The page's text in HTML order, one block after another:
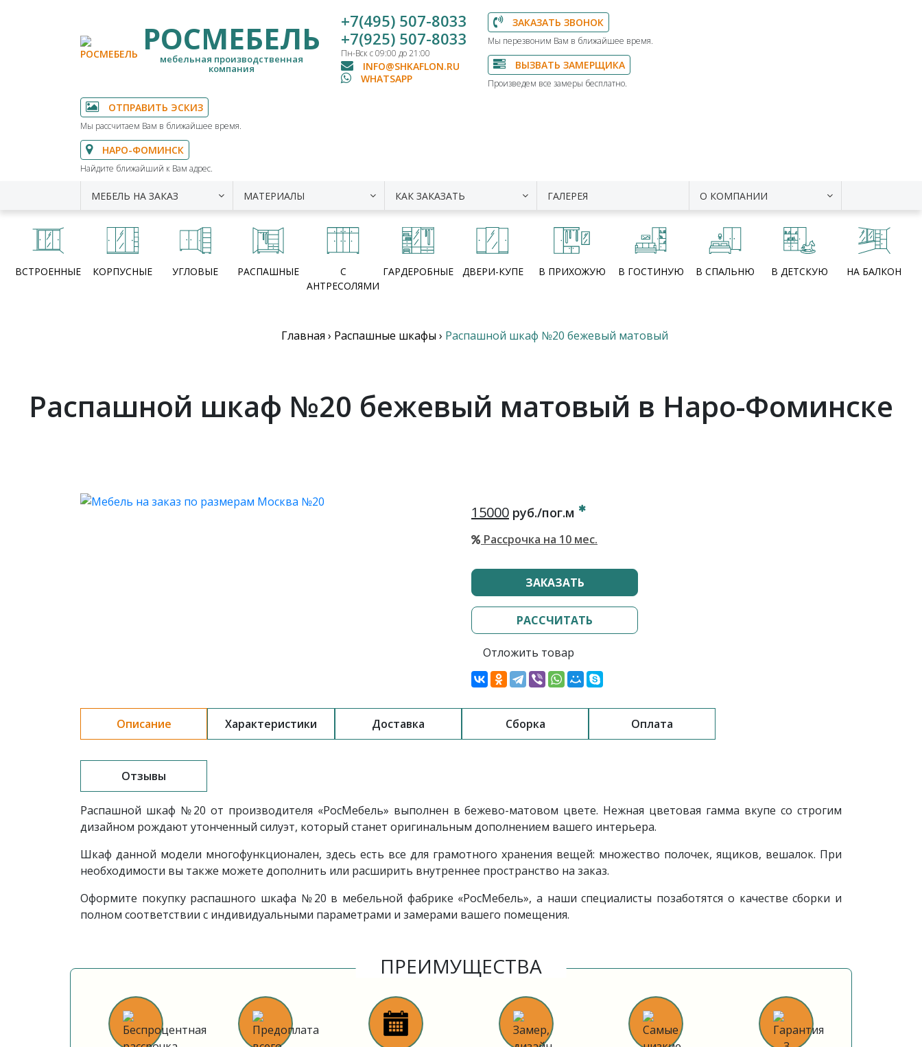
РОСМЕБЕЛЬ
мебельная производственная
компания
+7(495) 507-8033
+7(925) 507-8033
Пн-Вск с 09:00 до 21:00
INFO@SHKAFLON.RU
WHATSAPP
ЗАКАЗАТЬ ЗВОНОК
Мы перезвоним Вам в ближайшее время.
ВЫЗВАТЬ ЗАМЕРЩИКА
Произведем все замеры бесплатно.
ОТПРАВИТЬ ЭСКИЗ
Мы рассчитаем Вам в ближайшее время.
НАРО-ФОМИНСК
Найдите ближайший к Вам адрес.
МЕБЕЛЬ НА ЗАКАЗ МАТЕРИАЛЫ КАК ЗАКАЗАТЬ ГАЛЕРЕЯ О КОМПАНИИ
ВСТРОЕННЫЕ КОРПУСНЫЕ УГЛОВЫЕ РАСПАШНЫЕ
С
АНТРЕСОЛЯМИ
ГАРДЕРОБНЫЕ ДВЕРИ-КУПЕ В ПРИХОЖУЮ В ГОСТИНУЮ В СПАЛЬНЮ В ДЕТСКУЮ НА БАЛКОН
Главная › Распашные шкафы › Распашной шкаф №20 бежевый матовый
Распашной шкаф №20 бежевый матовый в Наро-Фоминске
15000 руб./пог.м
Рассрочка на 10 мес.
ЗАКАЗАТЬ
РАССЧИТАТЬ
Отложить товар
Описание Характеристики Доставка Сборка Оплата
Отзывы
Распашной шкаф №20 от производителя «РосМебель» выполнен в бежево-матовом цвете. Нежная цветовая гамма вкупе со строгим
дизайном рождают утонченный силуэт, который станет оригинальным дополнением вашего интерьера.
Шкаф данной модели многофункционален, здесь есть все для грамотного хранения вещей: множество полочек, ящиков, вешалок. При
необходимости вы также можете дополнить или расширить внутреннее пространство на заказ.
Оформите покупку распашного шкафа №20 в мебельной фабрике «РосМебель», а наши специалисты позаботятся о качестве сборки и
полном соответствии с индивидуальными параметрами и замерами вашего помещения.
ПРЕИМУЩЕСТВА